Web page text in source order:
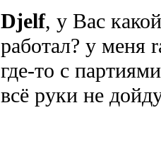
Djelf, у Вас
работал? у меня
где-то с
всё руки не